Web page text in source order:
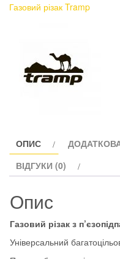
Газовий різак Tramp
ОПИС
ВІДГУКИ (0)
Опис
Газовий різак з
Універсальний